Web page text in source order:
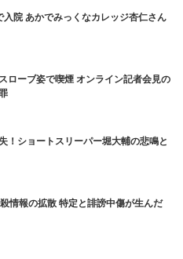
院 あかでみっくなカレッジ杏仁さん
ローブ姿で喫煙 オンライン記者会見の
！ショートスリーパー堀大輔の悲鳴と
情報の拡散 特定と誹謗中傷が生んだ